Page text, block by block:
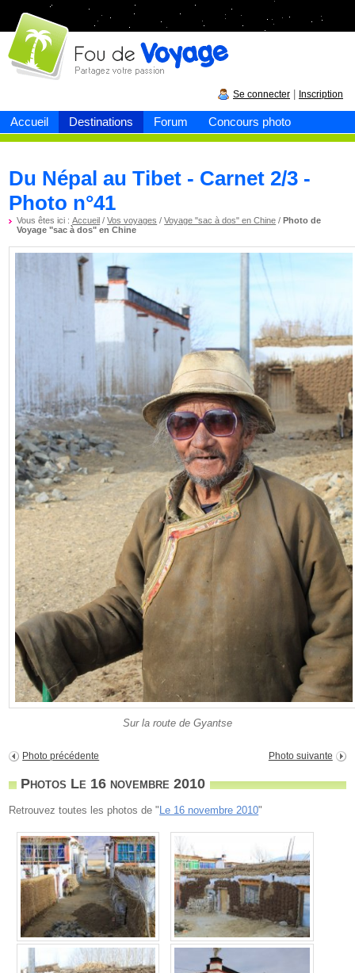
Accueil Destinations Forum Concours photo
Fou devoyage
Se connecter Inscription
Du Népal au Tibet - Carnet 2/3 -
Photo n°41
Vous êtes ici :Accueil /Vos voyages /Voyage "sac à dos" en Chine /Photo de
Voyage "sac à dos" en Chine
Sur la route de Gyantse
Photo précédente Photo suivante
Photos Le 16 novembre 2010
Retrouvez toutes les photos de " Le 16 novembre 2010"